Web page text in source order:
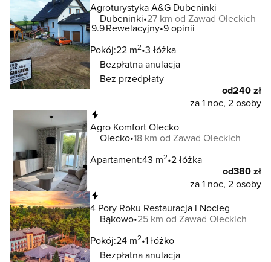
Agroturystyka A&G Dubeninki
Dubeninki 27 km od Zawad Oleckich
9.9Rewelacyjny 9 opinii
Pokój:22 m2 3 łóżka
Bezpłatna anulacja
Bez przedpłaty
od240 zł
za 1 noc, 2 osoby
Agro Komfort Olecko
Olecko 18 km od Zawad Oleckich
Apartament:43 m2 2 łóżka
od380 zł
za 1 noc, 2 osoby
4 Pory Roku Restauracja i Nocleg
Bąkowo 25 km od Zawad Oleckich
Pokój:24 m2 1 łóżko
Bezpłatna anulacja